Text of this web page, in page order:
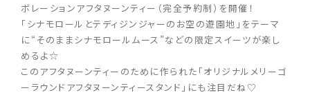
ボレーションアフタヌーンティー（完全予約制）を開催！
「シナモロールとテディジンジャーのお空の遊園地」をテーマ
に“そのままシナモロールムース”などの限定スイーツが楽し
めるよ☆
このアフタヌーンティーのために作られた「オリジナルメリーゴ
ーラウンドアフタヌーンティースタンド」にも注目だね♡